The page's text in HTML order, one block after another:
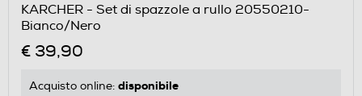
KARCHER - Set di spazzole a rullo 20550210-
Bianco/Nero
€ 39,90
Acquisto online: disponibile